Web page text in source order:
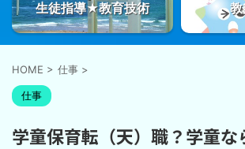
生徒指導★教育技術
HOME > 仕事 >
仕事
学童保育転（天）職？学童な